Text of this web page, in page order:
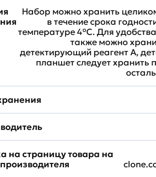
Набор можно хранить
в течение срока
температуре 4°C. Для
также можно
детектирующий реагент A,
планшет следует хранить
на страницу товара на